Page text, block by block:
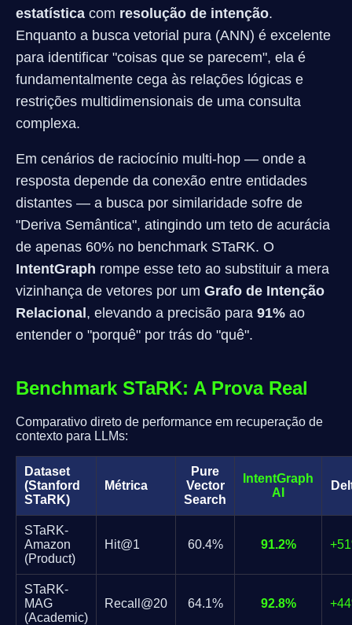
estatística com resolução de intenção.
Enquanto a busca vetorial pura (ANN) é excelente
para identificar "coisas que se parecem", ela é
fundamentalmente cega às relações lógicas e
restrições multidimensionais de uma consulta
complexa.
Em cenários de raciocínio multi-hop — onde a
resposta depende da conexão entre entidades
distantes — a busca por similaridade sofre de
"Deriva Semântica", atingindo um teto de acurácia
de apenas 60% no benchmark STaRK. O
IntentGraph rompe esse teto ao substituir a mera
vizinhança de vetores por um Grafo de Intenção
Relacional , elevando a precisão para 91% ao
entender o "porquê" por trás do "quê".
Benchmark STaRK: A Prova Real
Comparativo direto de performance em recuperação de
contexto para LLMs:
Dataset
(Stanford
STaRK)
Métrica
Pure
Vector
Search
IntentGraph
AI
STaRK-
Amazon
(Product)
Hit@1 60.4% 91.2%
STaRK-
MAG
(Academic)
Recall@20 64.1% 92.8%